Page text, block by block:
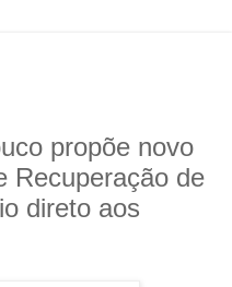
propõe novo
Recuperação de
direto aos